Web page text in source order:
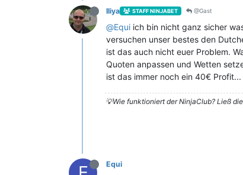
Iliya STAFF NINJABET @Gast
@Equi ich bin nicht ganz sicher
versuchen unser bestes den
ist das auch nicht euer Problem.
Quoten anpassen und Wetten
ist das immer noch ein 40€ Profit...
💡Wie funktioniert der NinjaClub? Ließ
Equi